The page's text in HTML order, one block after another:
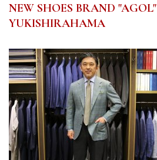
NEW SHOES BRAND "AGOL"
YUKISHIRAHAMA